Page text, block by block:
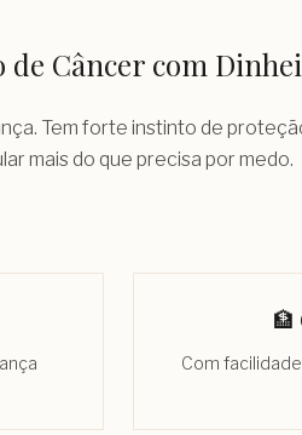
de Câncercom
Tem forte instinto de
mais do que precisa por medo.
🏦
Com